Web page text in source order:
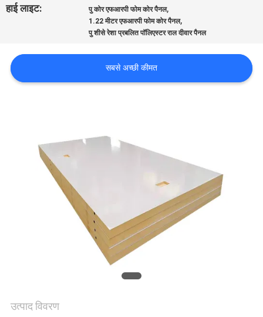
समाचार
मामलों
हाई लाइट:
पु कोर एफआरपी फोम कोर पैनल,
1.22 मीटर एफआरपी फोम कोर पैनल,
पु शीसे रेशा प्रबलित पॉलिएस्टर राल दीवार पैनल
सबसे अच्छी कीमत
उत्पाद विवरण